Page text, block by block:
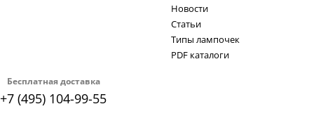
Бесплатная доставка
+7 (495) 104-99-55
Новости
Статьи
Типы лампочек
PDF каталоги